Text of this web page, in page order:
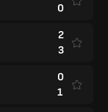
0
2
3
0
1